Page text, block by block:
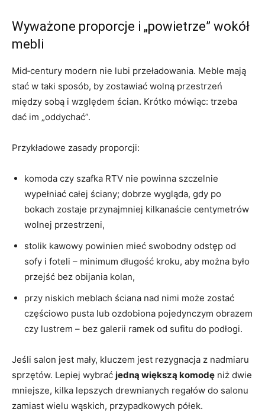
Wyważone proporcje i „powietrze” wokół
mebli
Mid‑century modern nie lubi przeładowania. Meble mają
stać w taki sposób, by zostawiać wolną przestrzeń
między sobą i względem ścian. Krótko mówiąc: trzeba
dać im „oddychać”.
Przykładowe zasady proporcji:
komoda czy szafka RTV nie powinna szczelnie
wypełniać całej ściany; dobrze wygląda, gdy po
bokach zostaje przynajmniej kilkanaście centymetrów
wolnej przestrzeni,
stolik kawowy powinien mieć swobodny odstęp od
sofy i foteli – minimum długość kroku, aby można było
przejść bez obijania kolan,
przy niskich meblach ściana nad nimi może zostać
częściowo pusta lub ozdobiona pojedynczym obrazem
czy lustrem – bez galerii ramek od sufitu do podłogi.
Jeśli salon jest mały, kluczem jest rezygnacja z nadmiaru
sprzętów. Lepiej wybrać jedną większą komodę niż dwie
mniejsze, kilka lepszych drewnianych regałów do salonu
zamiast wielu wąskich, przypadkowych półek.